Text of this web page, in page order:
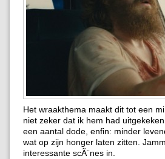
Het wraakthema maakt dit tot een
niet zeker dat ik hem had
een aantal dode, enfin: minder
wat op zijn honger laten zitten.
interessante scÃ¨nes in.